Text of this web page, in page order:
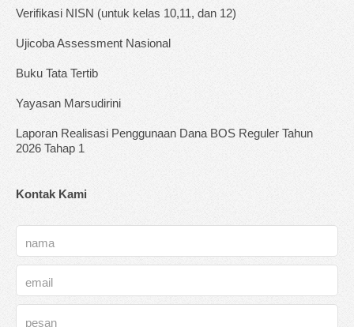
Verifikasi NISN (untuk kelas 10,11, dan 12)
Ujicoba Assessment Nasional
Buku Tata Tertib
Yayasan Marsudirini
Laporan Realisasi Penggunaan Dana BOS Reguler Tahun
2026 Tahap 1
Kontak Kami